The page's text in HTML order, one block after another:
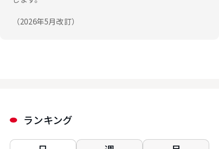
（2026年5月改訂）
ランキング